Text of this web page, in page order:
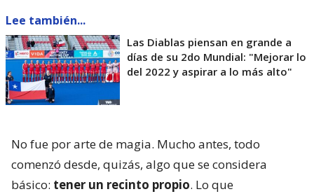
Lee también...
Las Diablas piensan en grande a
días de su 2do Mundial: "Mejorar lo
del 2022 y aspirar a lo más alto"
No fue por arte de magia. Mucho antes, todo
comenzó desde, quizás, algo que se considera
básico: tener un recinto propio. Lo que